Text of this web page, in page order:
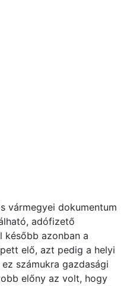
vármegyei dokumentum
adófizető
később azonban a
elő, azt pedig a helyi
számukra gazdasági
előny az volt, hogy